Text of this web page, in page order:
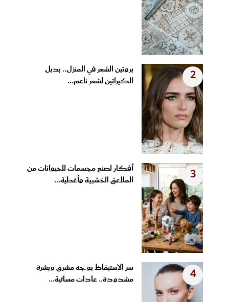
2
بروتين الشعر في المنزل.. بديل
الكيراتين لشعر ناعم...
3
أفكار لصنع مجسمات للحيوانات من
الملاعق الخشبية وأغطية...
4
سر الاستيقاظ بوجه مشرق وبشرة
مشدودة.. عادات مسائية...